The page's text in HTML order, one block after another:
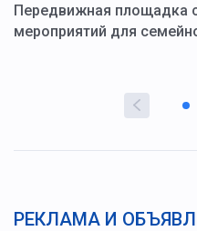
Передвижная площадка
мероприятий для
РЕКЛАМА И